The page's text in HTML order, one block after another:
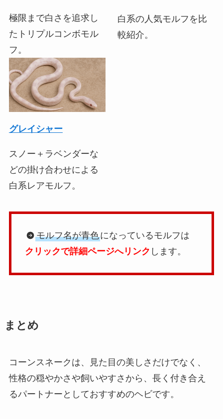
極限まで白さを追求し
たトリプルコンボモル
フ。
白系の人気モルフを比
較紹介。
グレイシャー
スノー＋ラベンダーな
どの掛け合わせによる
白系レアモルフ。
モルフ名が青色になっているモルフは
クリックで詳細ページへリンク します。
まとめ
コーンスネークは、見た目の美しさだけでなく、
性格の穏やかさや飼いやすさから、長く付き合え
るパートナーとしておすすめのヘビです。